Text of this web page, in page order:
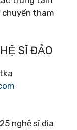
chuyến tham
SĨ ĐẢO
nghệ sĩ địa